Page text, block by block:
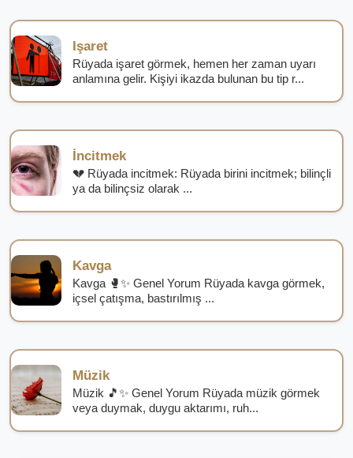
Işaret
Rüyada işaret görmek, hemen her zaman uyarı
anlamına gelir. Kişiyi ikazda bulunan bu tip r...
İncitmek
💔 Rüyada incitmek: Rüyada birini incitmek; bilinçli
ya da bilinçsiz olarak ...
Kavga
Kavga 🥊✨ Genel Yorum Rüyada kavga görmek,
içsel çatışma, bastırılmış ...
Müzik
Müzik 🎵✨ Genel Yorum Rüyada müzik görmek
veya duymak, duygu aktarımı, ruh...